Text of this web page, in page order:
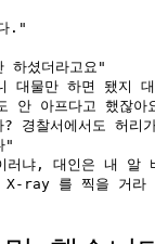
."
하셨더라고요"
대물만 하면 됐지 대
안 아프다고 했잖아
경찰서에서도 허리
"
러냐, 대인은 내 알
ray 를 찍을 거라